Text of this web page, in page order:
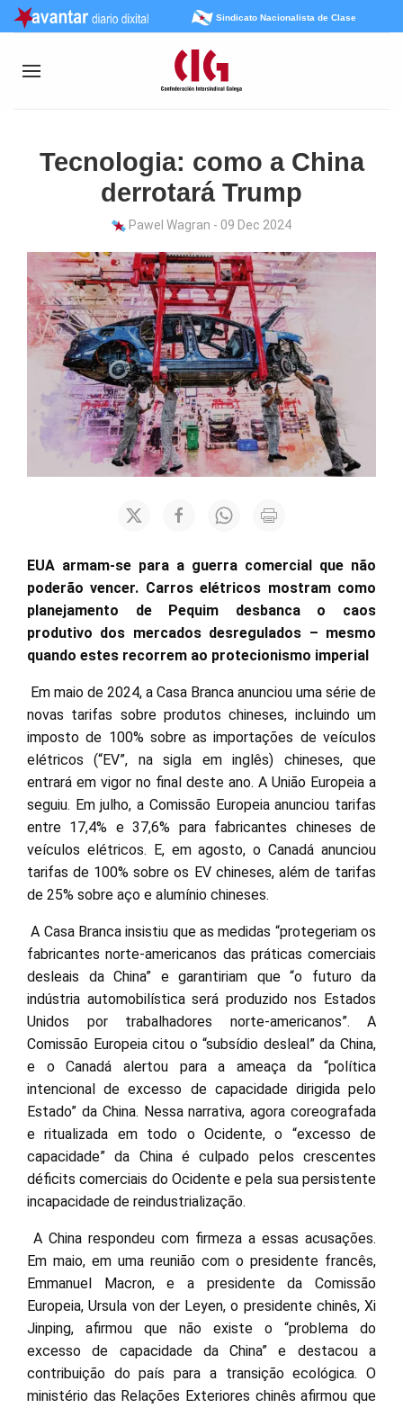
Sindicato Nacionalista de Clase
Tecnologia: como a China
derrotará Trump
Pawel Wagran - 09 Dec 2024
EUA armam-se para a guerra comercial que não
poderão vencer. Carros elétricos mostram como
planejamento de Pequim desbanca o caos
produtivo dos mercados desregulados – mesmo
quando estes recorrem ao protecionismo imperial
Em maio de 2024, a Casa Branca anunciou uma série de
novas tarifas sobre produtos chineses, incluindo um
imposto de 100% sobre as importações de veículos
elétricos (“EV”, na sigla em inglês) chineses, que
entrará em vigor no final deste ano. A União Europeia a
seguiu. Em julho, a Comissão Europeia anunciou tarifas
entre 17,4% e 37,6% para fabricantes chineses de
veículos elétricos. E, em agosto, o Canadá anunciou
tarifas de 100% sobre os EV chineses, além de tarifas
de 25% sobre aço e alumínio chineses.
A Casa Branca insistiu que as medidas “protegeriam os
fabricantes norte-americanos das práticas comerciais
desleais da China” e garantiriam que “o futuro da
indústria automobilística será produzido nos Estados
Unidos por trabalhadores norte-americanos”. A
Comissão Europeia citou o “subsídio desleal” da China,
e o Canadá alertou para a ameaça da “política
intencional de excesso de capacidade dirigida pelo
Estado” da China. Nessa narrativa, agora coreografada
e ritualizada em todo o Ocidente, o “excesso de
capacidade” da China é culpado pelos crescentes
déficits comerciais do Ocidente e pela sua persistente
incapacidade de reindustrialização.
A China respondeu com firmeza a essas acusações.
Em maio, em uma reunião com o presidente francês,
Emmanuel Macron, e a presidente da Comissão
Europeia, Ursula von der Leyen, o presidente chinês, Xi
Jinping, afirmou que não existe o “problema do
excesso de capacidade da China” e destacou a
contribuição do país para a transição ecológica. O
ministério das Relações Exteriores chinês afirmou que